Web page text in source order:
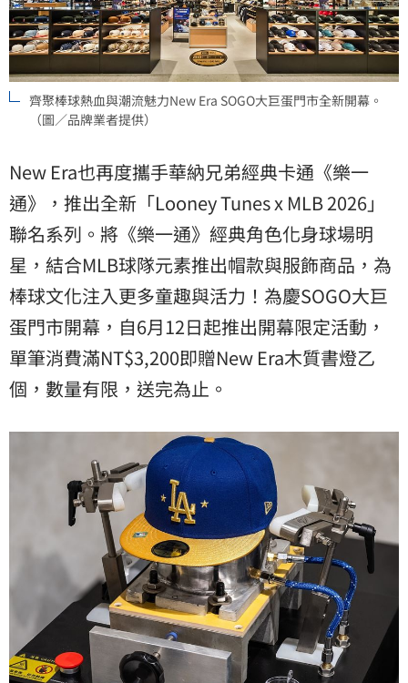
齊聚棒球熱血與潮流魅力New Era SOGO大巨蛋門市全新開幕。
（圖／品牌業者提供）
New Era也再度攜手華納兄弟經典卡通《樂一
通》，推出全新「Looney Tunes x MLB 2026」
聯名系列。將《樂一通》經典角色化身球場明
星，結合MLB球隊元素推出帽款與服飾商品，為
棒球文化注入更多童趣與活力！為慶SOGO大巨
蛋門市開幕，自6月12日起推出開幕限定活動，
單筆消費滿NT$3,200即贈New Era木質書燈乙
個，數量有限，送完為止。